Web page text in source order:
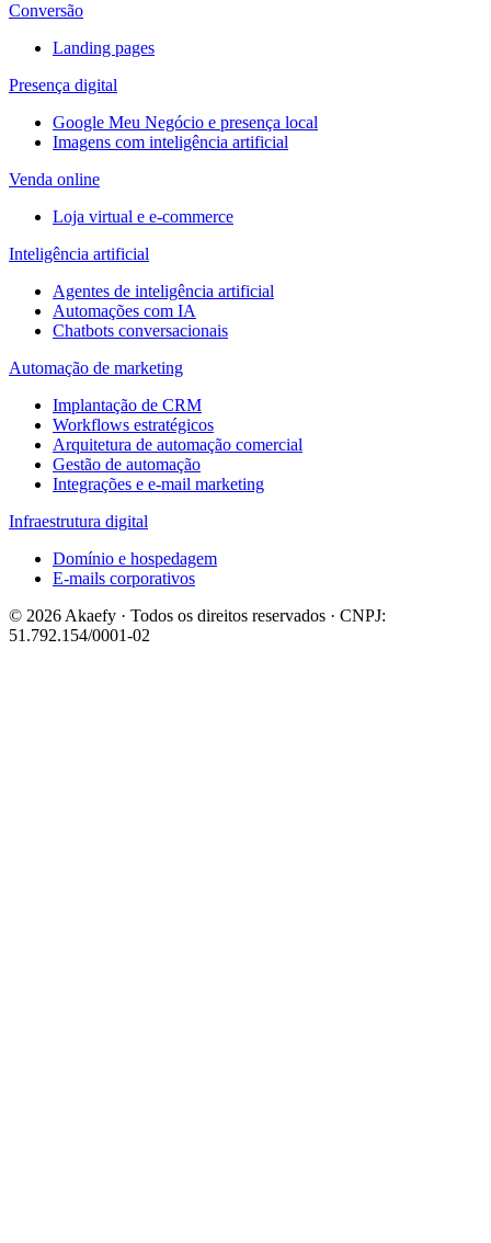
Conversão
Landing pages
Presença digital
Google Meu Negócio e presença local
Imagens com inteligência artificial
Venda online
Loja virtual e e-commerce
Inteligência artificial
Agentes de inteligência artificial
Automações com IA
Chatbots conversacionais
Automação de marketing
Implantação de CRM
Workflows estratégicos
Arquitetura de automação comercial
Gestão de automação
Integrações e e-mail marketing
Infraestrutura digital
Domínio e hospedagem
E-mails corporativos
© 2026 Akaefy · Todos os direitos reservados · CNPJ:
51.792.154/0001-02